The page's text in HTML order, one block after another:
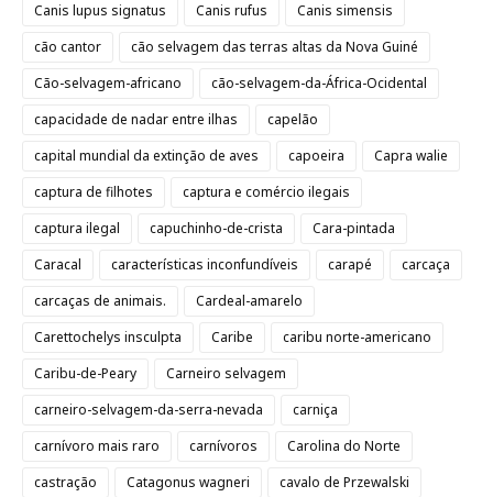
Canis lupus signatus
Canis rufus
Canis simensis
cão cantor
cão selvagem das terras altas da Nova Guiné
Cão-selvagem-africano
cão-selvagem-da-África-Ocidental
capacidade de nadar entre ilhas
capelão
capital mundial da extinção de aves
capoeira
Capra walie
captura de filhotes
captura e comércio ilegais
captura ilegal
capuchinho-de-crista
Cara-pintada
Caracal
características inconfundíveis carapé
carcaça
carcaças de animais.
Cardeal-amarelo
Carettochelys insculpta
Caribe
caribu norte-americano
Caribu-de-Peary
Carneiro selvagem
carneiro-selvagem-da-serra-nevada
carniça
carnívoro mais raro
carnívoros
Carolina do Norte
castração
Catagonus wagneri cavalo de Przewalski